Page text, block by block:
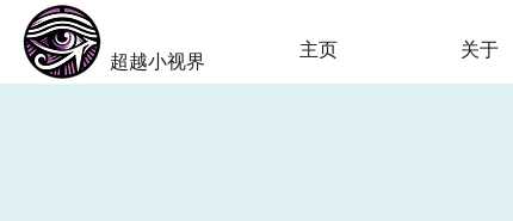
主页 关于
​超越小视界